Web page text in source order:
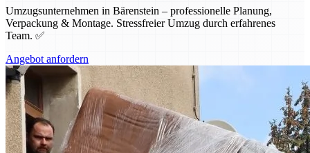
Umzugsunternehmen in Bärenstein – professionelle Planung,
Verpackung & Montage. Stressfreier Umzug durch erfahrenes
Team. ✅
Angebot anfordern